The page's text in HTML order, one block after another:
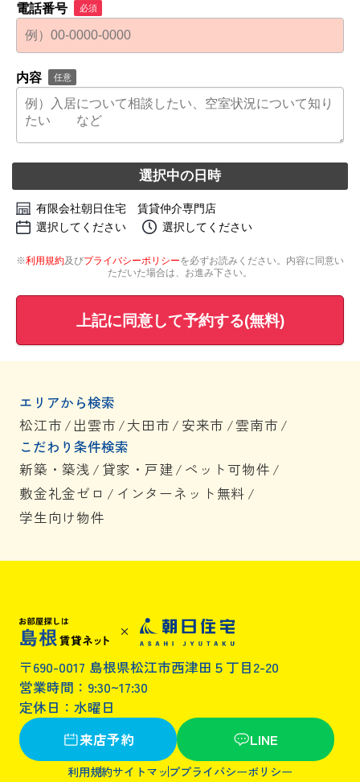
電話番号 必須
内容 任意
選択中の日時
有限会社朝日住宅 賃貸仲介専門店
選択してください
選択してください
※利用規約及びプライバシーポリシーを必ずお読みください。内容に同意い
ただいた場合は、お進み下さい。
上記に同意して予約する(無料)
エリアから検索
松江市 / 出雲市 /大田市 / 安来市 /雲南市 /
こだわり条件検索
新築・築浅 / 貸家・戸建/ ペット可物件 /
敷金礼金ゼロ / インターネット無料 /
学生向け物件
〒690-0017 島根県松江市西津田５丁目2-20
営業時間：9:30~17:30
定休日：水曜日
来店予約
LINE
利用規約サイトマッププライバシーポリシー